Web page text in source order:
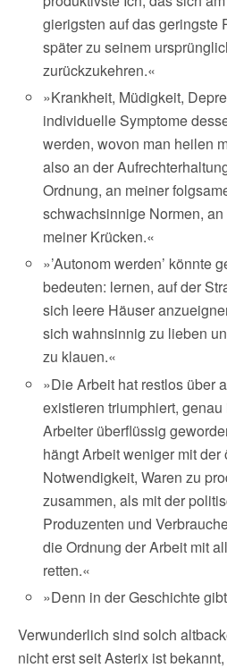
gierigsten auf das geringste
später zu seinem
zurückzukehren.«
»Krankheit, Müdigkeit,
individuelle Symptome
werden, wovon man heilen
also an der
Ordnung, an meiner
schwachsinnige Normen,
meiner Krücken.«
»’Autonom werden’ könnte
bedeuten: lernen, auf der
sich leere Häuser
sich wahnsinnig zu lieben
zu klauen.«
»Die Arbeit hat restlos über
existieren triumphiert,
Arbeiter überflüssig
hängt Arbeit weniger mit der
Notwendigkeit, Waren zu
zusammen, als mit der
Produzenten und
die Ordnung der Arbeit mit
retten.«
»Denn in der Geschichte
Verwunderlich sind solch
nicht erst seit Asterix ist